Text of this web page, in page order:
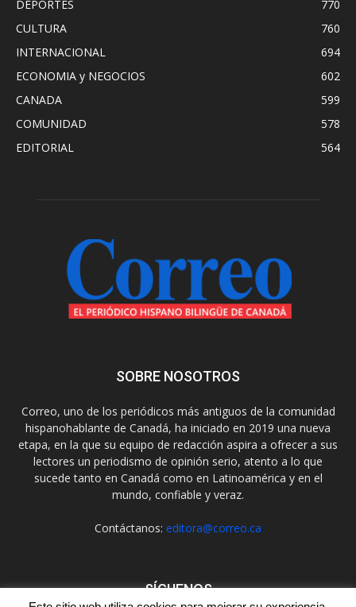
DEPORTES
770
CULTURA
760
INTERNACIONAL
694
ECONOMIA y NEGOCIOS
602
CANADA
599
COMUNIDAD
578
EDITORIAL
564
SOBRE NOSOTROS
Correo, uno de los periódicos más antiguos de la comunidad
hispanohablante de Canadá, ha iniciado en 2019 una nueva
etapa, en la que su equipo de redacción aspira a ofrecer a sus
lectores un periodismo de opinión serio, atento a lo que
sucede tanto en Canadá como en Latinoamérica y en el
mundo, confiable y veraz.
Contáctanos: editora@correo.ca
SÍGUENOS